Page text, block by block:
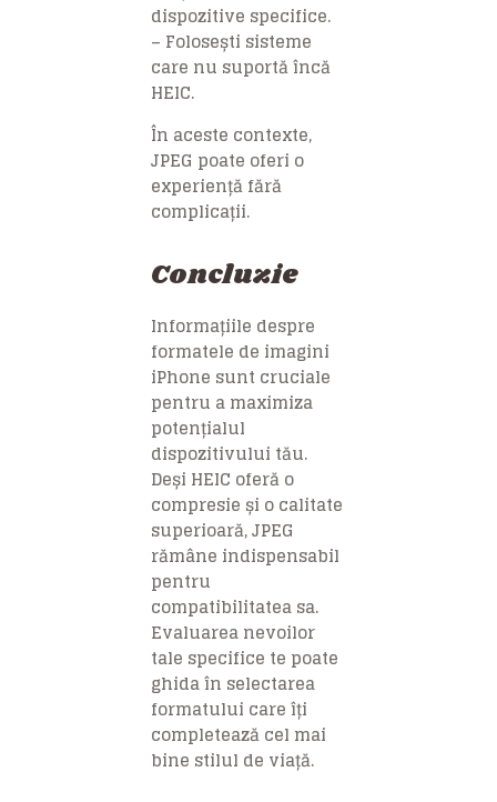
dispozitive specifice.
– Folosești sisteme
care nu suportă încă
HEIC.
În aceste contexte,
JPEG poate oferi o
experiență fără
complicații.
Concluzie
Informațiile despre
formatele de imagini
iPhone sunt cruciale
pentru a maximiza
potențialul
dispozitivului tău.
Deși HEIC oferă o
compresie și o calitate
superioară, JPEG
rămâne indispensabil
pentru
compatibilitatea sa.
Evaluarea nevoilor
tale specifice te poate
ghida în selectarea
formatului care îți
completează cel mai
bine stilul de viață.